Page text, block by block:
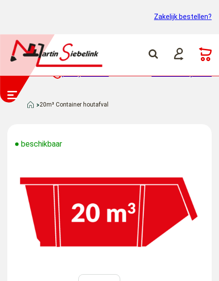
Zakelijk bestellen?
20m³ Container houtafval
beschikbaar